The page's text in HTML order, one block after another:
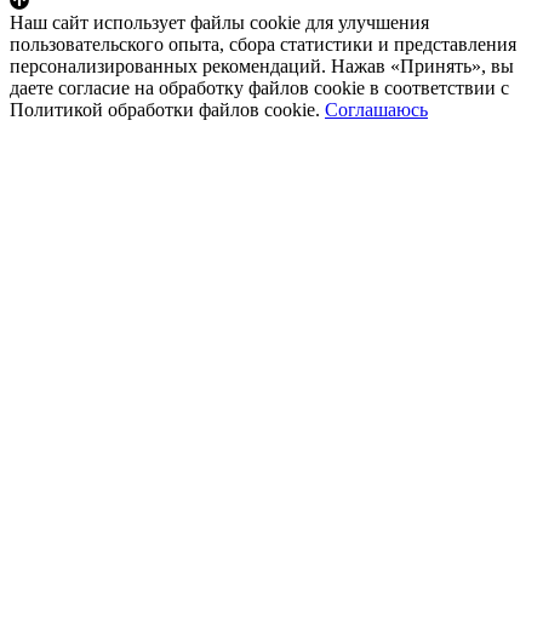
Наш сайт использует файлы cookie для улучшения
пользовательского опыта, сбора статистики и представления
персонализированных рекомендаций. Нажав «Принять», вы
даете согласие на обработку файлов cookie в соответствии с
Политикой обработки файлов cookie. Соглашаюсь